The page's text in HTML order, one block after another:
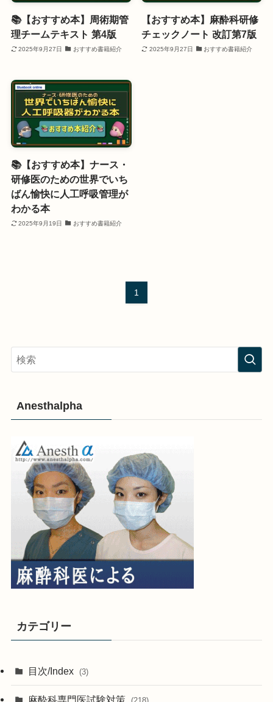
📚【おすすめ本】周術期管
理チームテキスト 第4版
2025年9月27日 おすすめ書籍紹介
【おすすめ本】麻酔科研修
チェックノート 改訂第7版
2025年9月27日 おすすめ書籍紹介
📚【おすすめ本】ナース・
研修医のための世界でいち
ばん愉快に人工呼吸管理が
わかる本
2025年9月19日 おすすめ書籍紹介
1
Anesthalpha
カテゴリー
目次/Index (3)
麻酔科専門医試験対策